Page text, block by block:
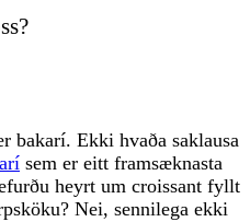
bakarí. Ekki hvaða saklausa
sem er eitt framsæknasta
heyrt um croissant fyllt
Nei, sennilega ekki